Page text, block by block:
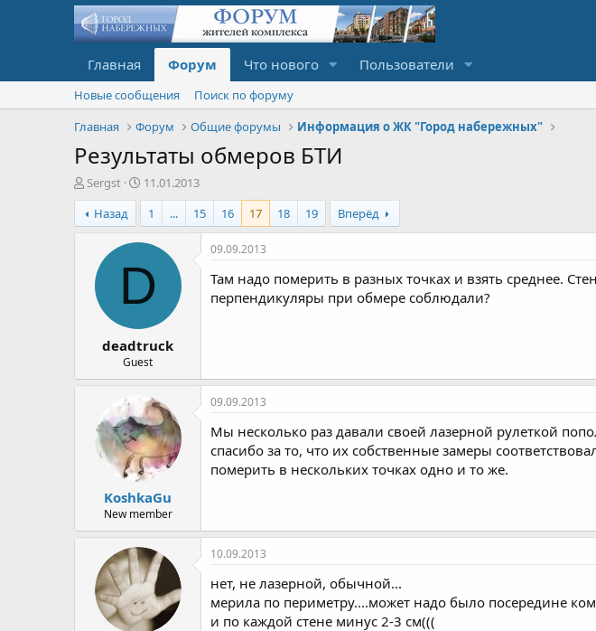
Главная Форум Что нового Пользователи
Новые сообщения
Поиск по форуму
Главная
Форум Общие форумы Информация о ЖК "Город набережных"
Результаты обмеров БТИ
А
в
т
о
Sergst
Д
а
а
н
ч
а
а
11.01.2013
Назад
1 ... 15 16 17 18 19 Вперёд
D
deadtruck
Guest
09.09.2013
Там надо померить в разных точках и взять среднее.
перпендикуляры при обмере соблюдали?
KoshkaGu
New member
09.09.2013
Мы несколько раз давали своей лазерной рулеткой
спасибо за то, что их собственные замеры
померить в нескольких точках одно и то же.
10.09.2013
нет, не лазерной, обычной...
мерила по периметру....может надо было посередине
и по каждой стене минус 2-3 см(((